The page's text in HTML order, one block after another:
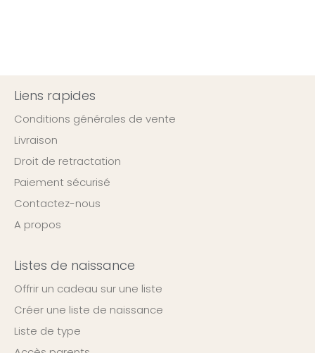
Liens rapides
Conditions générales de vente
Livraison
Droit de retractation
Paiement sécurisé
Contactez-nous
A propos
Listes de naissance
Offrir un cadeau sur une liste
Créer une liste de naissance
Liste de type